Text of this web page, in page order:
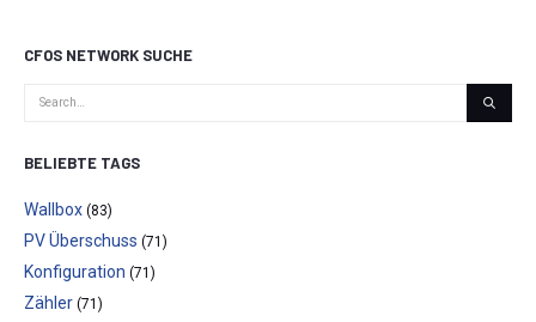
CFOS NETWORK SUCHE
BELIEBTE TAGS
Wallbox (83)
PV Überschuss (71)
Konfiguration (71)
Zähler (71)